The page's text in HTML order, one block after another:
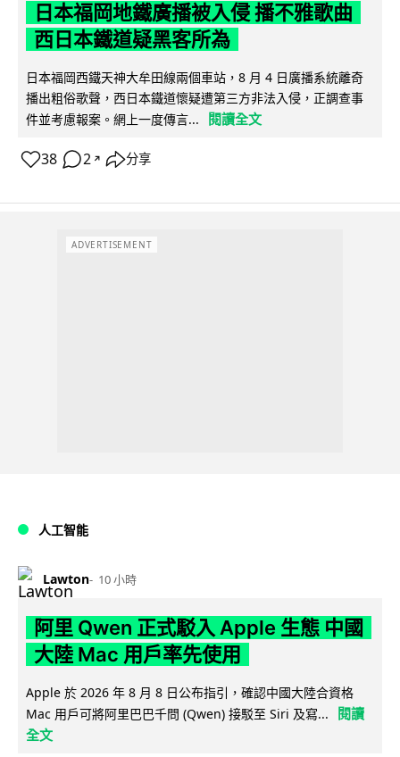
日本福岡地鐵廣播被入侵 播不雅歌曲
西日本鐵道疑黑客所為
日本福岡西鐵天神大牟田線兩個車站，8 月 4 日廣播系統離奇
播出粗俗歌聲，西日本鐵道懷疑遭第三方非法入侵，正調查事
件並考慮報案。網上一度傳言...
閱讀全文
38 2 ↗ 分享
ADVERTISEMENT
人工智能
Lawton 10 小時
阿里 Qwen 正式駁入 Apple 生態 中國
大陸 Mac 用戶率先使用
Apple 於 2026 年 8 月 8 日公布指引，確認中國大陸合資格
Mac 用戶可將阿里巴巴千問 (Qwen) 接駁至 Siri 及寫...
閱讀
全文